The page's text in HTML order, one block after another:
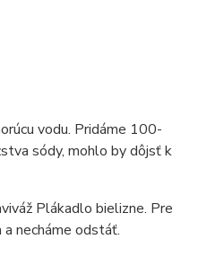
vodu. Pridáme 100-
sódy, mohlo by dôjsť k
Plákadlo bielizne. Pre
necháme odstáť.